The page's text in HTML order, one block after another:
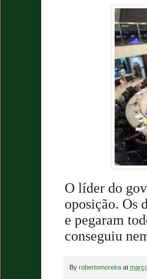
O líder do
oposição. Os
e pegaram
conseguiu
By robertomoreira at